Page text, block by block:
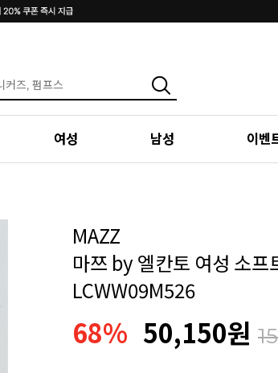
여성 남성 이벤
MAZZ
마쯔 by 엘칸토 여성 소
LCWW09M526
68% 50,150원